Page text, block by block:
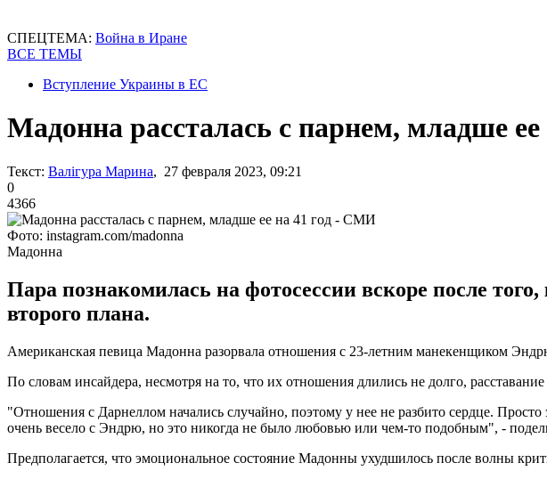
СПЕЦТЕМА: Война в Иране
ВСЕ ТЕМЫ
Вступление Украины в ЕС
Мадонна рассталась с парнем, младше
Текст: Валігура Марина, 27 февраля 2023, 09:21
0
4366
Фото: instagram.com/madonna
Мадонна
Пара познакомилась на фотосессии вскоре после
второго плана.
Американская певица Мадонна разорвала отношения с 23-летним манекенщиком
По словам инсайдера, несмотря на то, что их отношения длились не долго,
"Отношения с Дарнеллом начались случайно, поэтому у нее не разбито сердце.
очень весело с Эндрю, но это никогда не было любовью или чем-то подобным", -
Предполагается, что эмоциональное состояние Мадонны ухудшилось после волны